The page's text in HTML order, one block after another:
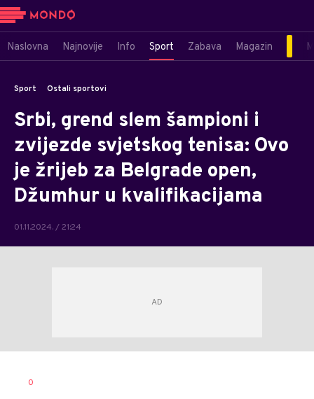
Naslovna Najnovije Info Sport Zabava Magazin
Sport Ostali sportovi
Srbi, grend slem šampioni i
zvijezde svjetskog tenisa: Ovo
je žrijeb za Belgrade open,
Džumhur u kvalifikacijama
01.11.2024. / 21:24
AUTOR
0